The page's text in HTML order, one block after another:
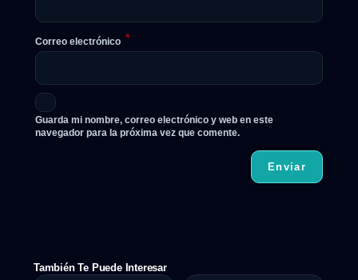
Correo electrónico *
Guarda mi nombre, correo electrónico y web en este
navegador para la próxima vez que comente.
También Te Puede Interesar